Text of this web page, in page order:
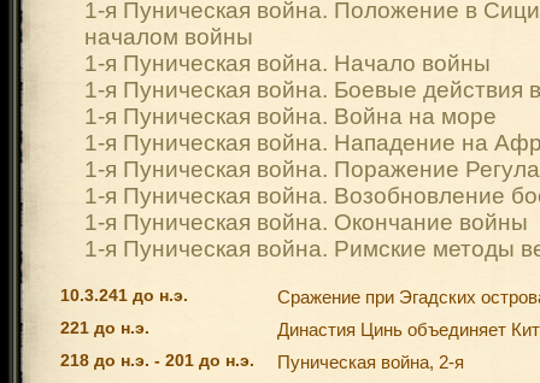
1-я Пуническая война. Положение в
началом войны
1-я Пуническая война. Начало войны
1-я Пуническая война. Боевые действия
1-я Пуническая война. Война на море
1-я Пуническая война. Нападение на
1-я Пуническая война. Поражение Регула
1-я Пуническая война. Возобновление
1-я Пуническая война. Окончание войны
1-я Пуническая война. Римские методы
10.3.241 до н.э. Сражение при Эгадских
221 до н.э. Династия Цинь объединяет
218 до н.э. - 201 до н.э. Пуническая война, 2-я